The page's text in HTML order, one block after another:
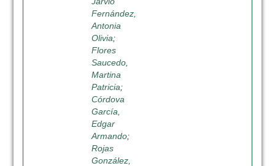
Fernández,
Antonia
Olivia;
Flores
Saucedo,
Martina
Patricia;
Córdova
García,
Edgar
Armando;
Rojas
González,